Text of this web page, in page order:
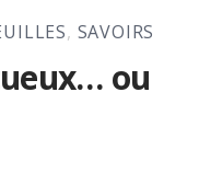
, SAVOIRS
ou